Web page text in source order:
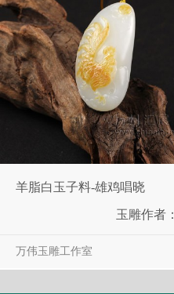
羊脂白玉子料-雄鸡唱晓
玉雕作者：
万伟玉雕工作室